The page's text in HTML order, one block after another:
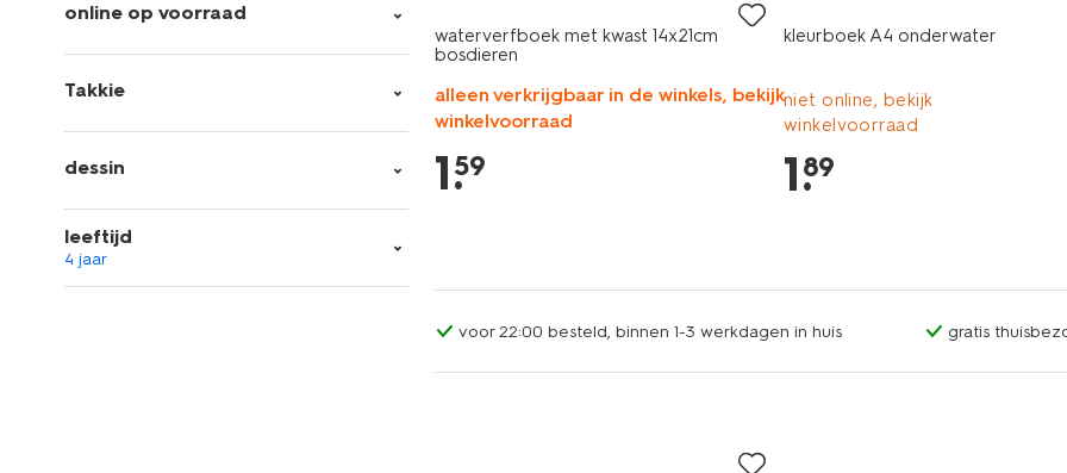
online op voorraad
Takkie
dessin
leeftijd
4 jaar
waterverfboek met kwast 14x21cm
bosdieren
alleen verkrijgbaar in de winkels, bekijk
winkelvoorraad
1.
59
kleurboek A4 onderwater
niet online, bekijk
winkelvoorraad
1.
89
voor 22:00 besteld, binnen 1-3 werkdagen in huis gratis